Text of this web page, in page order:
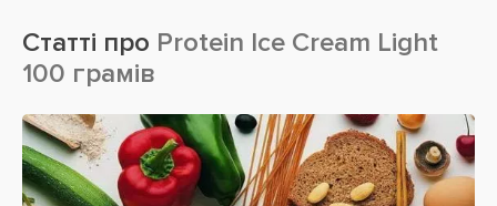
Статті про Protein Ice Cream Light
100 грамів